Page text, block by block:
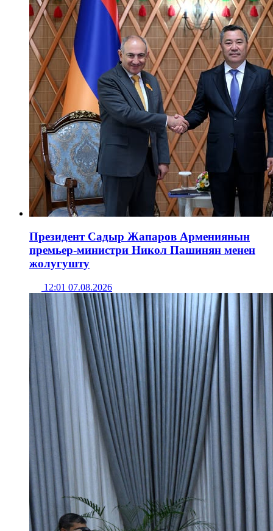
Президент Садыр Жапаров Армениянын
премьер-министри Никол Пашинян менен
жолугушту
12:01 07.08.2026